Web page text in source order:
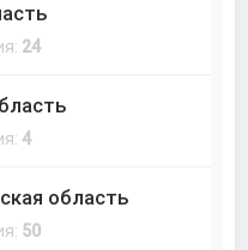
24
4
область
50